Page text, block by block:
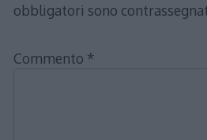
obbligatori sono
Commento *